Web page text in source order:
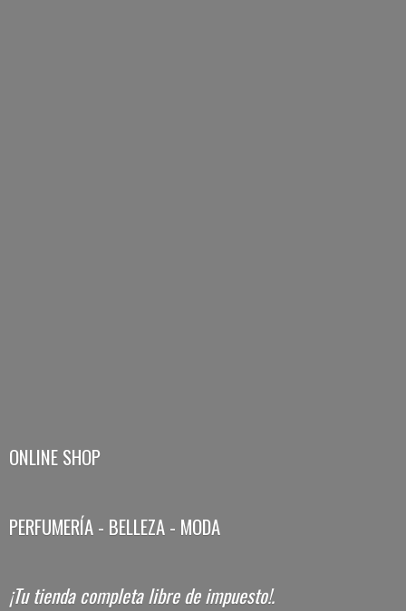
ONLINE SHOP
PERFUMERÍA - BELLEZA - MODA
¡Tu tienda completa librede impuesto!.